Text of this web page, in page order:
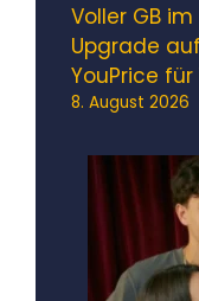
Voller GB
Upgrade
YouPrice für
8. August 2026